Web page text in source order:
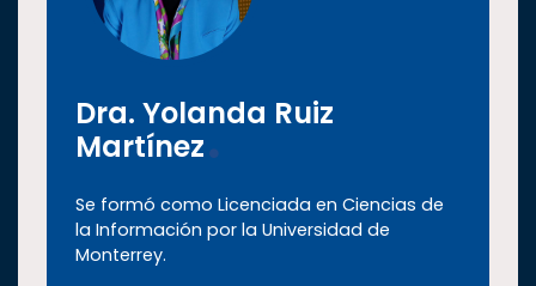
Dra. Yolanda Ruiz
Martínez
Se formó como Licenciada en Ciencias de
la Información por la Universidad de
Monterrey.